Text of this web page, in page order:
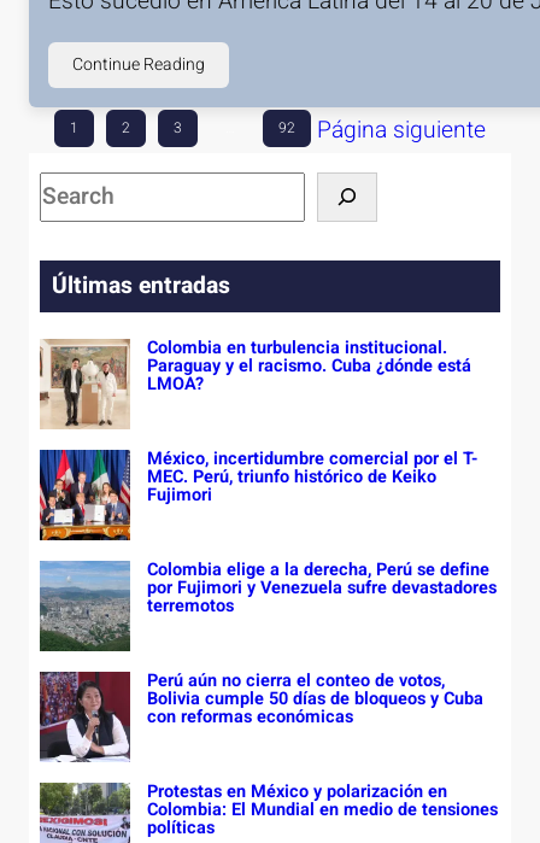
Continue Reading
1 2 3 92
Página siguiente
S
e
a
c
h
Últimas entradas
Colombia en turbulencia institucional.
Paraguay y el racismo. Cuba ¿dónde está
LMOA?
México, incertidumbre comercial por el T-
MEC. Perú, triunfo histórico de Keiko
Fujimori
Colombia elige a la derecha, Perú se define
por Fujimori y Venezuela sufre devastadores
terremotos
Perú aún no cierra el conteo de votos,
Bolivia cumple 50 días de bloqueos y Cuba
con reformas económicas
Protestas en México y polarización en
Colombia: El Mundial en medio de tensiones
políticas